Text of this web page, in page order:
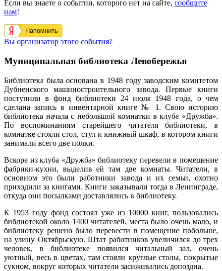
Если вы знаете о событии, которого нет на сайте, сообщите
нам!
Напомнить
Вы организатор этого события?
Муниципальная библиотека Левобережья
Библиотека была основана в 1948 году заводским комитетом
Дубненского машиностроительного завода. Первые книги
поступили в фонд библиотеки 24 июля 1948 года, о чем
сделана запись в инвентарной книге № 1. Свою историю
библиотека начала с небольшой комнатки в клубе «Дружба».
По воспоминаниям старейшего читателя библиотеки, в
комнатке стояли стол, стул и книжный шкаф, в котором книги
занимали всего две полки.
Вскоре из клуба «Дружба» библиотеку перевели в помещение
фабрики-кухни, выделив ей там две комнаты. Читатели, в
основном это были работники завода и их семьи, охотно
приходили за книгами. Книги заказывали тогда в Ленинграде,
откуда они посылками доставлялись в библиотеку.
К 1953 году фонд состоял уже из 10000 книг, пользовались
библиотекой около 1400 читателей, места было очень мало, и
библиотеку решено было перевести в помещение побольше,
на улицу Октябрьскую. Штат работников увеличился до трех
человек, в библиотеке появился читальный зал, очень
уютный, весь в цветах, там стояли круглые столы, покрытые
сукном, вокруг которых читатели засиживались допоздна.